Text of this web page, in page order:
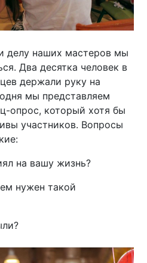
делу наших мастеров мы
Два десятка человек в
держали руку на
мы представляем
опрос, который хотя бы
участников. Вопросы
на вашу жизнь?
нужен такой